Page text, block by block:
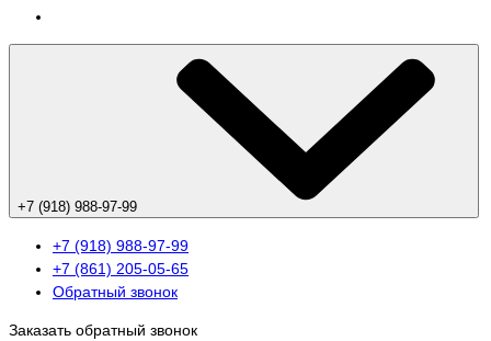
+7 (918) 988-97-99
+7 (918) 988-97-99
+7 (861) 205-05-65
Обратный звонок
Заказать обратный звонок